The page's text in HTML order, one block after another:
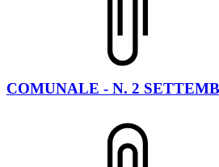
COMUNALE - N. 2